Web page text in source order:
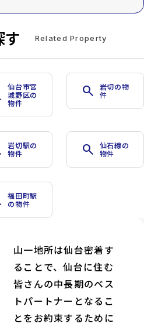
す Related Property
仙台市宮
城野区の
物件
search
岩切の物
件
岩切駅の
物件
search
仙石線の
物件
福田町駅
の物件
山一地所は仙台密着す
ることで、仙台に住む
皆さんの中長期のベス
トパートナーとなるこ
とをお約束するために